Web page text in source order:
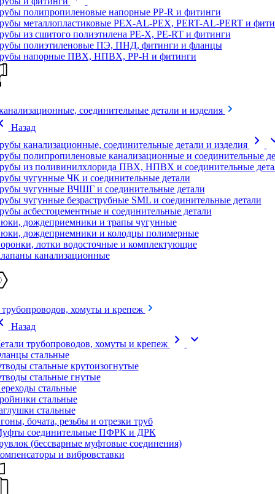
полипропиленовые напорные PP-R и фитинги
металлопластиковые PEX-AL-PEX, PERT-AL-PERT и
из сшитого полиэтилена PE-X, PE-RT и фитинги
полиэтиленовые ПЭ, ПНД, фитинги и фланцы
напорные ПВХ, НПВХ, PP-H и фитинги
соединительные детали и изделия
Назад
канализационные, соединительные детали и изделия
chevron_right
полипропиленовые канализационные и соединительные
из поливинилхлорида ПВХ, НПВХ и соединительные
чугунные ЧК и соединительные детали
чугунные ВЧШГ и соединительные детали
чугунные безраструбные SML и соединительные детали
асбестоцементные и соединительные детали
дождеприемники и трапы чугунные
дождеприемники и колодцы полимерные
лотки водосточные и комплектующие
канализационные
трубопроводов, хомуты и крепеж
Назад
трубопроводов, хомуты и крепеж
chevron_right expand_more
стальные
стальные крутоизогнутые
стальные гнутые
стальные
стальные
стальные
бочата, резьбы и отрезки труб
соединительные ПФРК и ДРК
(бессварные муфтовые соединения)
и вибровставки